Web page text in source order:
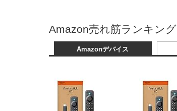
Amazon売れ筋ランキング
Amazonデバイス